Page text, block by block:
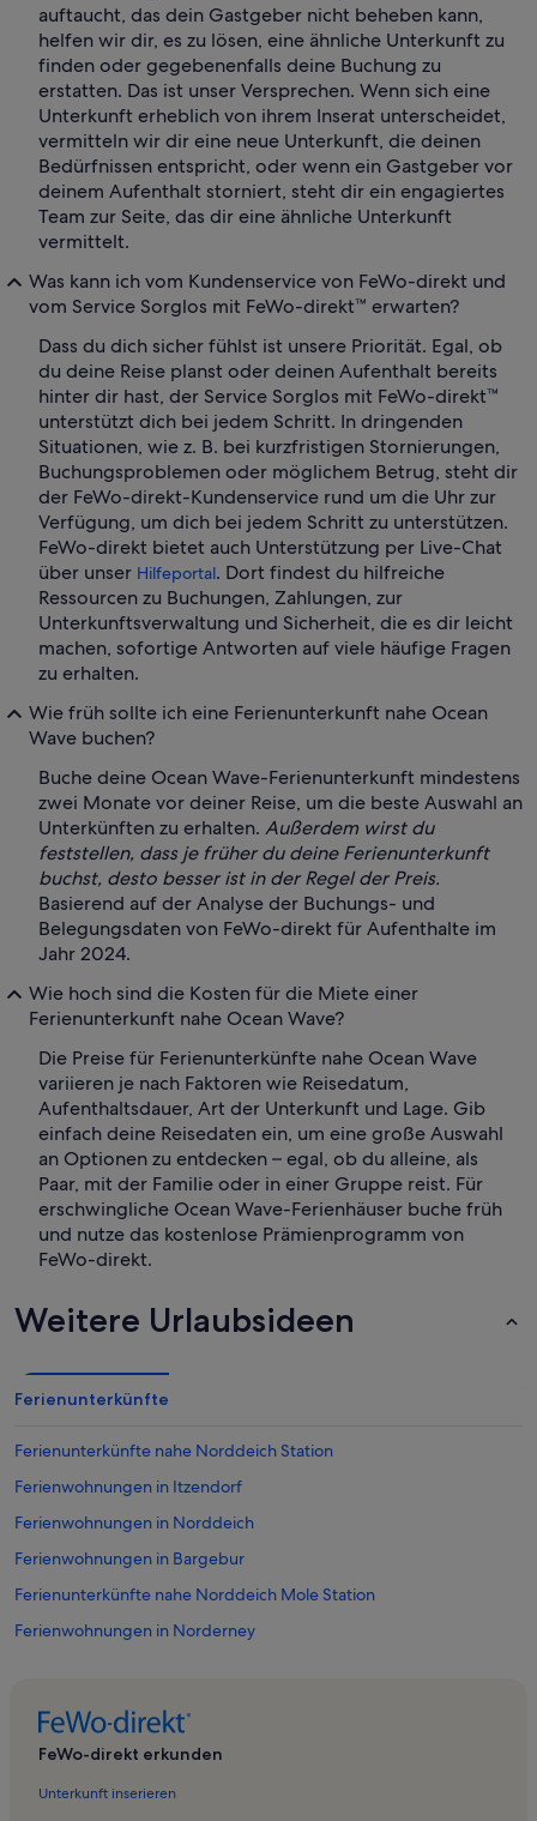
auftaucht, das dein Gastgeber nicht beheben kann,
helfen wir dir, es zu lösen, eine ähnliche Unterkunft zu
finden oder gegebenenfalls deine Buchung zu
erstatten. Das ist unser Versprechen. Wenn sich eine
Unterkunft erheblich von ihrem Inserat unterscheidet,
vermitteln wir dir eine neue Unterkunft, die deinen
Bedürfnissen entspricht, oder wenn ein Gastgeber vor
deinem Aufenthalt storniert, steht dir ein engagiertes
Team zur Seite, das dir eine ähnliche Unterkunft
vermittelt.
Was kann ich vom Kundenservice von FeWo-direkt und
vom Service Sorglos mit FeWo-direkt™ erwarten?
Dass du dich sicher fühlst ist unsere Priorität. Egal, ob
du deine Reise planst oder deinen Aufenthalt bereits
hinter dir hast, der Service Sorglos mit FeWo-direkt™
unterstützt dich bei jedem Schritt. In dringenden
Situationen, wie z. B. bei kurzfristigen Stornierungen,
Buchungsproblemen oder möglichem Betrug, steht dir
der FeWo-direkt-Kundenservice rund um die Uhr zur
Verfügung, um dich bei jedem Schritt zu unterstützen.
FeWo-direkt bietet auch Unterstützung per Live-Chat
über unser Hilfeportal. Dort findest du hilfreiche
Ressourcen zu Buchungen, Zahlungen, zur
Unterkunftsverwaltung und Sicherheit, die es dir leicht
machen, sofortige Antworten auf viele häufige Fragen
zu erhalten.
Wie früh sollte ich eine Ferienunterkunft nahe Ocean
Wave buchen?
Buche deine Ocean Wave-Ferienunterkunft mindestens
zwei Monate vor deiner Reise, um die beste Auswahl an
Unterkünften zu erhalten. Außerdem wirst du
feststellen, dass je früher du deine Ferienunterkunft
buchst, desto besser ist in der Regel der Preis.
Basierend auf der Analyse der Buchungs- und
Belegungsdaten von FeWo-direkt für Aufenthalte im
Jahr 2024.
Wie hoch sind die Kosten für die Miete einer
Ferienunterkunft nahe Ocean Wave?
Die Preise für Ferienunterkünfte nahe Ocean Wave
variieren je nach Faktoren wie Reisedatum,
Aufenthaltsdauer, Art der Unterkunft und Lage. Gib
einfach deine Reisedaten ein, um eine große Auswahl
an Optionen zu entdecken – egal, ob du alleine, als
Paar, mit der Familie oder in einer Gruppe reist. Für
erschwingliche Ocean Wave-Ferienhäuser buche früh
und nutze das kostenlose Prämienprogramm von
FeWo-direkt.
Weitere Urlaubsideen
Ferienunterkünfte
Ferienunterkünfte nahe Norddeich Station
Ferienwohnungen in Itzendorf
Ferienwohnungen in Norddeich
Ferienwohnungen in Bargebur
Ferienunterkünfte nahe Norddeich Mole Station
Ferienwohnungen in Norderney
Ferienwohnungen in Ostermarsch
FeWo-direkt erkunden
Unterkunft inserieren